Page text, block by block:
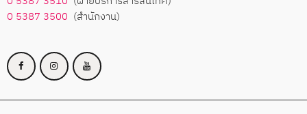
0 5387 3500 (สำนักงาน)